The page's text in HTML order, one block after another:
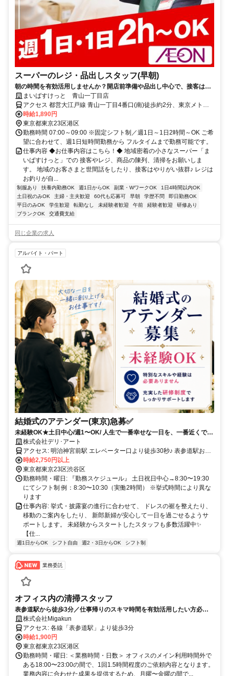
スーパーのレジ・品出しスタッフ(早朝)
朝の時間を有効活用しませんか？開店前準備や品出し中心で、接客は少
なめ！短時間でもしっかり働けて家事や本業前の“朝活バイト”にピッタ
リ！
まいばすけっと 青山一丁目店
アクセス 都営大江戸線 青山一丁目4番口(南)徒歩約2分、東京メトロ
銀座線 青山一丁目4番口(南)徒歩約2分、東京メトロ半蔵門線 青山一
丁目4番口(南)徒歩約2分 ★週1日～OK ★日祝時給50円UP
時給1,890円
東京都東京23区港区
勤務時間 07:00～09:00 ※固定シフト制／週1日～1日2時間～OK ご希
望に合わせて、週1日短時間勤務から フルタイムまで勤務可能です。
仕事内容 ◆お仕事内容はこちら！◆ 地域密着の小さなスーパー「ま
いばすけっと」での 接客やレジ、商品の陳列、清掃をお願いしま
す。 地域のお客さまと世間話をしたり、接客はやりがい抜群♪ レジは
お釣りが自...
制服あり 扶養内勤務OK 週1日からOK 副業・WワークOK
1日4時間以内OK
土日祝のみOK
主婦・主夫歓迎 60代も応募可 早朝 学歴不問
即日勤務OK
平日のみOK
学生歓迎 転勤なし 未経験者歓迎 午前 経験者歓迎
研修あり
ブランクOK
交通費支給
同じ企業の求人
アルバイト・パート
結婚式のアテンダー(東京)急募✅
未経験OK★土日中心/週1〜OK/ 人生で一番幸せな一日を、一番近くで支
える介添スタッフ募集！
株式会社デリ･アート
アクセス: 明治神宮前駅 エレベーター口より徒歩30秒♪ 表参道駅およ
びJR原宿駅より 徒歩6分
時給2,750円以上
東京都東京23区渋谷区
勤務時間・曜日: 『勤務スケジュール』 土日祝日中心→8:30〜19:30
にてシフト制 例：8:30〜10:30（実働2時間） ※挙式時間により異な
ります
仕事内容: 挙式・披露宴の進行に合わせて、 ドレスの裾を整えたり、
移動のご案内をしたり、 新郎新婦が安心して一日を過ごせるようサ
ポートします。 未経験からスタートしたスタッフも多数活躍中✨
【仕...
週1日からOK シフト自由 週2・3日からOK シフト制
業務委託
オフィス内の清掃スタッフ
表参道駅から徒歩3分／仕事帰りのスキマ時間を有効活用したい方必
見！ご家庭の清掃スキルで収入UP！南青山にあるオフィス内の清掃業務
をお任せします。
株式会社Migakun
アクセス: 各線「表参道駅」より徒歩3分
時給1,900円
東京都東京23区港区
勤務時間・曜日: ＜業務時間・日数＞ オフィスのメイン利用時間外で
ある18:00〜23:00の間で、1回1.5時間程度のご依頼内容となります。
業務内容に合わせた成果を提供するため、月曜〜金曜の間で...